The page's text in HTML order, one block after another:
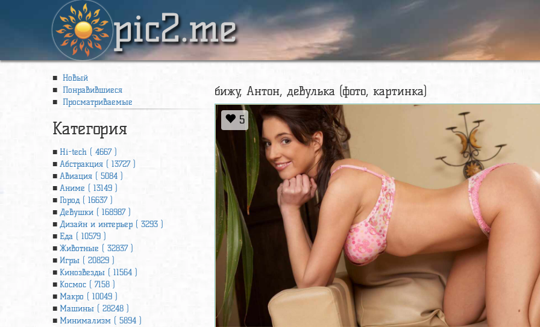
pic2.me
Новый
Понравившиеся
Просматриваемые
Категория
Hi-tech ( 4667 )
Абстракция ( 13727 )
Авиация ( 5084 )
Аниме ( 13149 )
Город ( 16637 )
Девушки ( 168987 )
Дизайн и интерьер ( 3293 )
Еда ( 10579 )
Животные ( 32837 )
Игры ( 20829 )
Кинозвезды ( 11564 )
Космос ( 7158 )
Макро ( 10049 )
Машины ( 28248 )
Минимализм ( 5894 )
бижу, Антон, девулька (фото, картинка)
5